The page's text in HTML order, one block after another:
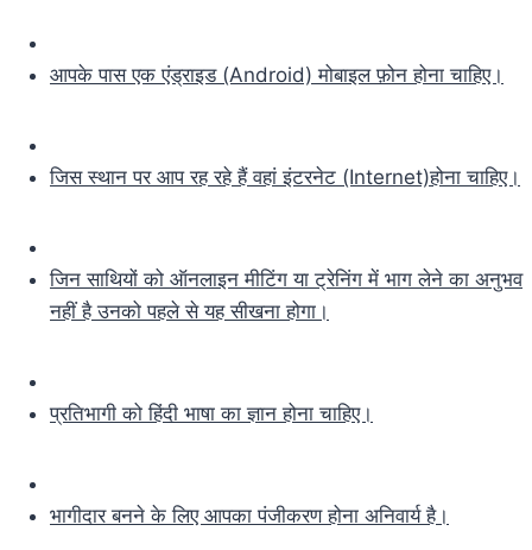
आपके पास एक एंड्राइड (Android) मोबाइल फ़ोन होना चाहिए।
जिस स्थान पर आप रह रहे हैं वहां इंटरनेट (Internet)होना चाहिए।
जिन साथियों को ऑनलाइन मीटिंग या ट्रेनिंग में भाग लेने का अनुभव
नहीं है उनको पहले से यह सीखना होगा।
प्रतिभागी को हिंदी भाषा का ज्ञान होना चाहिए।
भागीदार बनने के लिए आपका पंजीकरण होना अनिवार्य है।